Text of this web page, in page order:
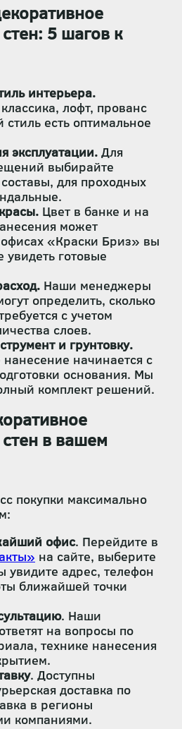
5 шагов к
интерьера.
лофт, прованс
есть оптимальное
эксплуатации. Для
выбирайте
для проходных
Цвет в банке и на
может
офисах «Краски Бриз» вы
увидеть готовые
Наши менеджеры
определить, сколько
с учетом
слоев.
и грунтовку.
начинается с
основания. Мы
комплект решений.
в вашем
покупки максимально
офис. Перейдите в
на сайте, выберите
адрес, телефон
ближайшей точки
. Наши
на вопросы по
технике нанесения
. Доступны
доставка по
в регионы
компаниями.